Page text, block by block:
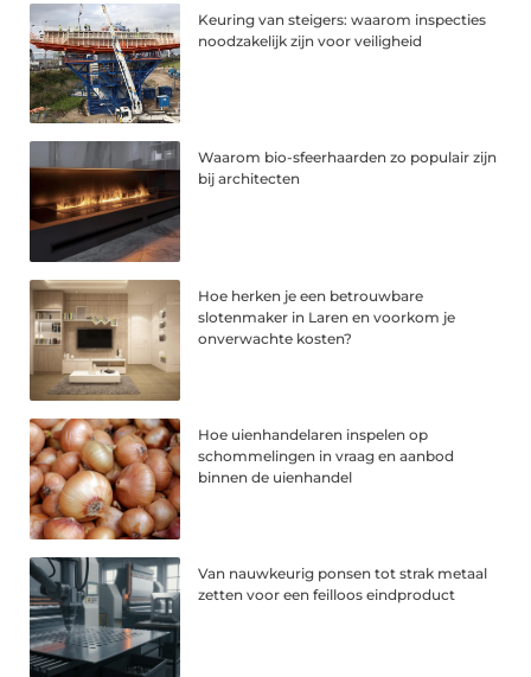
Keuring van steigers: waarom inspecties
noodzakelijk zijn voor veiligheid
Waarom bio-sfeerhaarden zo populair zijn
bij architecten
Hoe herken je een betrouwbare
slotenmaker in Laren en voorkom je
onverwachte kosten?
Hoe uienhandelaren inspelen op
schommelingen in vraag en aanbod
binnen de uienhandel
Van nauwkeurig ponsen tot strak metaal
zetten voor een feilloos eindproduct